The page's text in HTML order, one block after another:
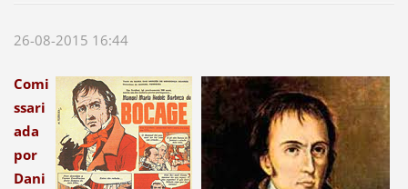
26-08-2015 16:44
Comi
ssari
ada
por
Dani